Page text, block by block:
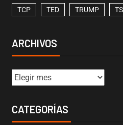
TCP TED TRUMP
ARCHIVOS
CATEGORÍAS